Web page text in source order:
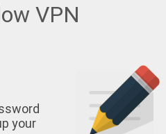
VPN
your